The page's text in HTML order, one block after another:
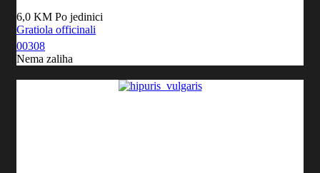
6,0 KM Po jedinici
Gratiola officinali
00308
Nema zaliha